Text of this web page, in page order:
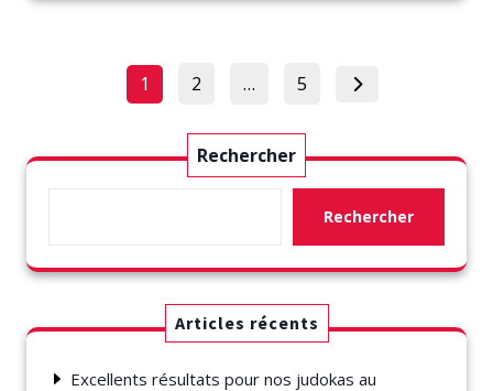
Pagination
publications
Page
1 Page
2 … Page
5
Rechercher
Rechercher
Articles récents
Excellents résultats pour nos judokas au